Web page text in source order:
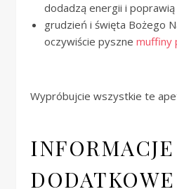
dodadzą energii i
grudzień i święta Bożego
oczywiście pyszne muffiny
Wypróbujcie wszystkie te
INFORMACJE
DODATKOWE